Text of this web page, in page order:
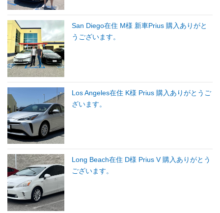
San Diego在住 M様 新車Prius 購入ありがと
うございます。
Los Angeles在住 K様 Prius 購入ありがとうご
ざいます。
Long Beach在住 D様 Prius V 購入ありがとう
ございます。